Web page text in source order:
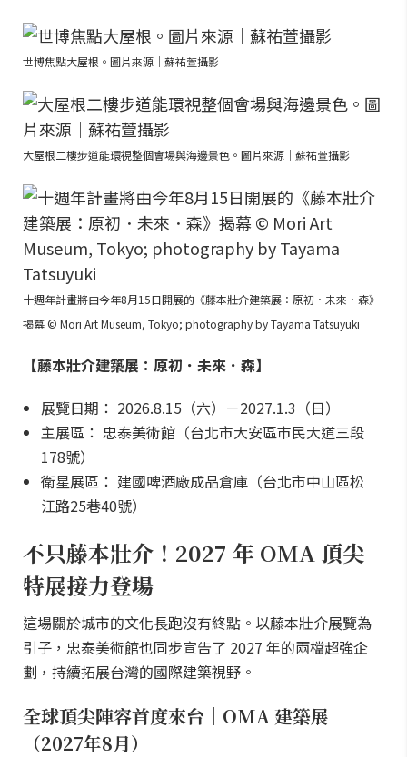
世博焦點大屋根。圖片來源｜蘇祐萱攝影
大屋根二樓步道能環視整個會場與海邊景色。圖片來源｜蘇祐萱攝影
十週年計畫將由今年8月15日開展的《藤本壯介建築展：原初．未來．森》
揭幕 © Mori Art Museum, Tokyo; photography by Tayama Tatsuyuki
【藤本壯介建築展：原初．未來．森】
展覽日期： 2026.8.15（六）－2027.1.3（日）
主展區： 忠泰美術館（台北市大安區市民大道三段
178號）
衛星展區： 建國啤酒廠成品倉庫（台北市中山區松
江路25巷40號）
不只藤本壯介！2027 年 OMA 頂尖
特展接力登場
這場關於城市的文化長跑沒有終點。以藤本壯介展覽為
引子，忠泰美術館也同步宣告了 2027 年的兩檔超強企
劃，持續拓展台灣的國際建築視野。
全球頂尖陣容首度來台｜OMA 建築展
（2027年8月）